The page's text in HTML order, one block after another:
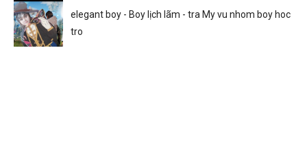
elegant boy - Boy lịch lãm - tra My vu nhom boy hoc
tro